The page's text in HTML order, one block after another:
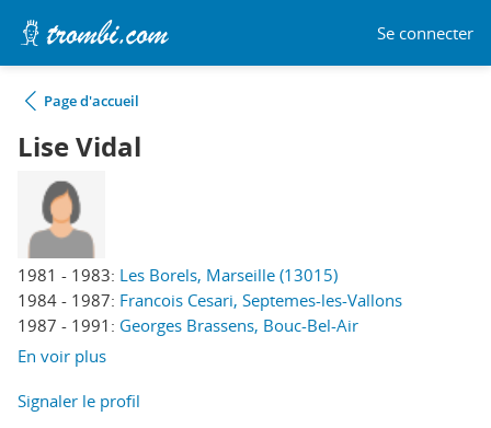
Se connecter
Page d'accueil
Lise Vidal
1981 - 1983: Les Borels, Marseille (13015)
1984 - 1987: Francois Cesari, Septemes-les-Vallons
1987 - 1991: Georges Brassens, Bouc-Bel-Air
En voir plus
Signaler le profil